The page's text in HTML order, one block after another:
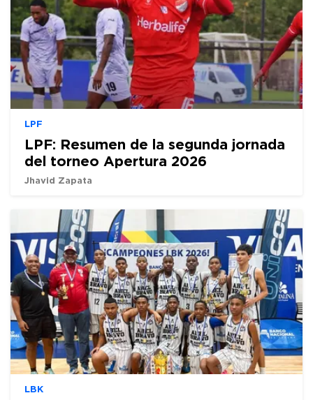
LPF
LPF: Resumen de la segunda jornada
del torneo Apertura 2026
Jhavid Zapata
LBK